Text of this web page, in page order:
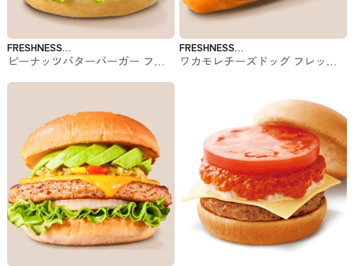
FRESHNESS
BURGER
ピーナッツバターバーガー フレ
FRESHNESS
BURGER
ワカモレチーズドッグ フレッシ